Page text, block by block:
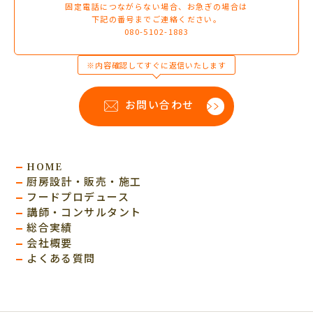
固定電話につながらない場合、お急ぎの場合は
下記の番号までご連絡ください。
080-5102-1883
※内容確認してすぐに返信いたします
お問い合わせ
HOME
厨房設計・販売・施工
フードプロデュース
講師・コンサルタント
総合実績
会社概要
よくある質問